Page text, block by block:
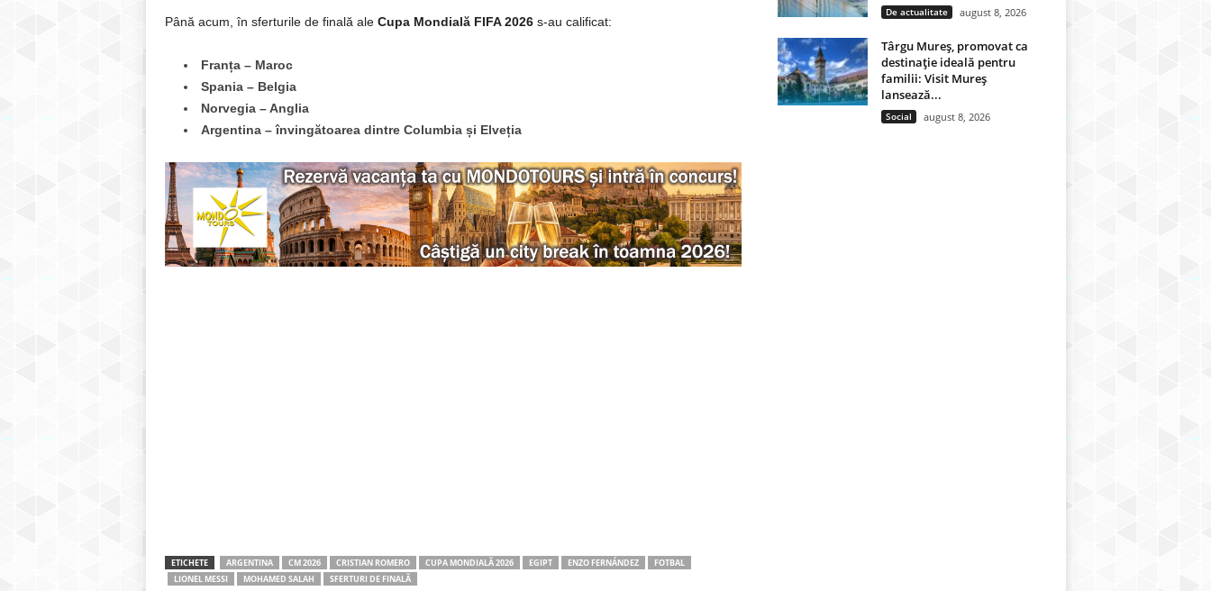
Până acum, în sferturile de finală ale Cupa Mondială FIFA 2026s-au calificat:
Franța – Maroc
Spania – Belgia
Norvegia – Anglia
Argentina – învingătoarea dintre Columbia și Elveția
ETICHETE ARGENTINA CM 2026 CRISTIAN ROMERO CUPA MONDIALĂ 2026 EGIPT ENZO FERNÁNDEZ
FOTBAL
LIONEL MESSI
MOHAMED SALAH SFERTURI DE FINALĂ
De actualitate august 8, 2026
Târgu Mureș, promovat ca
destinație ideală pentru
familii: Visit Mureș
lansează...
Social august 8, 2026